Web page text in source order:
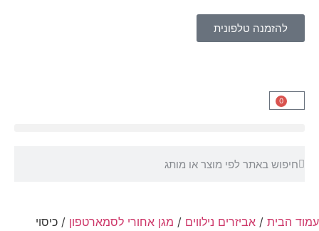
0
להזמנה טלפונית
עמוד הבית / אביזרים נילווים / מגן אחורי לסמארטפון / כיסוי